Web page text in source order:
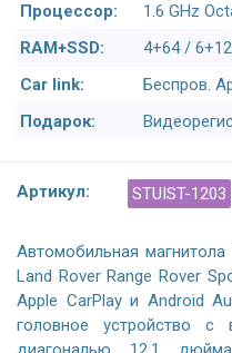
Процессор:
1.6 GHz
RAM+SSD:
4+64 /
Car link:
Беспров.
Подарок:
Артикул: STUIST-1203
Автомобильная
Land Rover Range Rover
Apple CarPlay и Android
головное устройство с